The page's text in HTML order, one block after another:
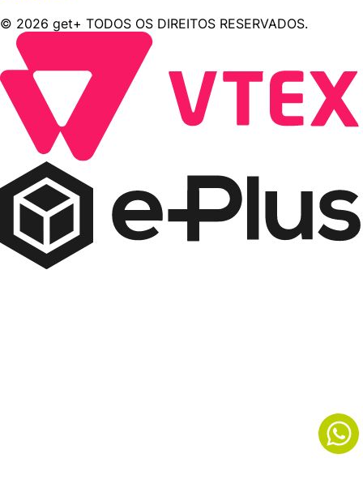
© 2026 get+ TODOS OS DIREITOS RESERVADOS.